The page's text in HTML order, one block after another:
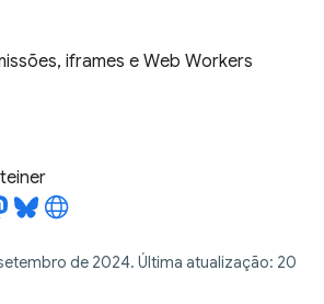
iframes e Web Workers
de 2024. Última atualização: 20